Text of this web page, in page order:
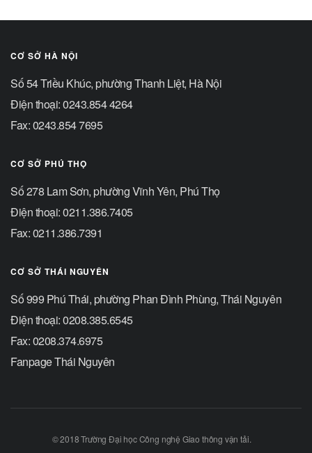
CƠ SỞ HÀ NỘI
Số 54 Triều Khúc, phường Thanh Liệt, Hà Nội
Điện thoại: 0243.854 4264
Fax: 0243.854 7695
CƠ SỞ PHÚ THỌ
Số 278 Lam Sơn, phường Vĩnh Yên, Phú Thọ
Điện thoại: 0211.386.7405
Fax: 0211.386.7391
CƠ SỞ THÁI NGUYÊN
Số 999 Phú Thái, phường Phan Đình Phùng, Thái Nguyên
Điện thoại: 0208.385.6545
Fax: 0208.374.6975
Fanpage Thái Nguyên
© 2018 Trường Đại học Công nghệ Giao thông vận tải.